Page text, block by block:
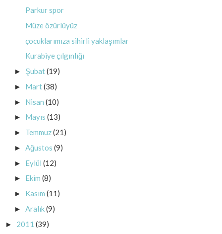
Parkur spor
Müze özürlüyüz
çocuklarımıza sihirli yaklaşımlar
Kurabiye çılgınlığı
► Şubat(19)
► Mart(38)
► Nisan (10)
► Mayıs (13)
► Temmuz(21)
► Ağustos (9)
► Eylül (12)
► Ekim (8)
► Kasım (11)
► Aralık(9)
► 2011 (39)